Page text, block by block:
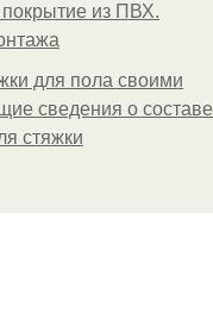
из ПВХ.
для пола своими
сведения о составе
стяжки